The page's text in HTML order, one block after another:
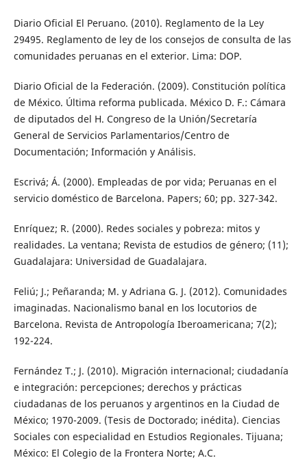
Diario Oficial El Peruano. (2010). Reglamento de la Ley
29495. Reglamento de ley de los consejos de consulta de las
comunidades peruanas en el exterior. Lima: DOP.
Diario Oficial de la Federación. (2009). Constitución política
de México. Última reforma publicada. México D. F.: Cámara
de diputados del H. Congreso de la Unión/Secretaría
General de Servicios Parlamentarios/Centro de
Documentación; Información y Análisis.
Escrivá; Á. (2000). Empleadas de por vida; Peruanas en el
servicio doméstico de Barcelona. Papers; 60; pp. 327-342.
Enríquez; R. (2000). Redes sociales y pobreza: mitos y
realidades. La ventana; Revista de estudios de género; (11);
Guadalajara: Universidad de Guadalajara.
Feliú; J.; Peñaranda; M. y Adriana G. J. (2012). Comunidades
imaginadas. Nacionalismo banal en los locutorios de
Barcelona. Revista de Antropología Iberoamericana; 7(2);
192-224.
Fernández T.; J. (2010). Migración internacional; ciudadanía
e integración: percepciones; derechos y prácticas
ciudadanas de los peruanos y argentinos en la Ciudad de
México; 1970-2009. (Tesis de Doctorado; inédita). Ciencias
Sociales con especialidad en Estudios Regionales. Tijuana;
México: El Colegio de la Frontera Norte; A.C.